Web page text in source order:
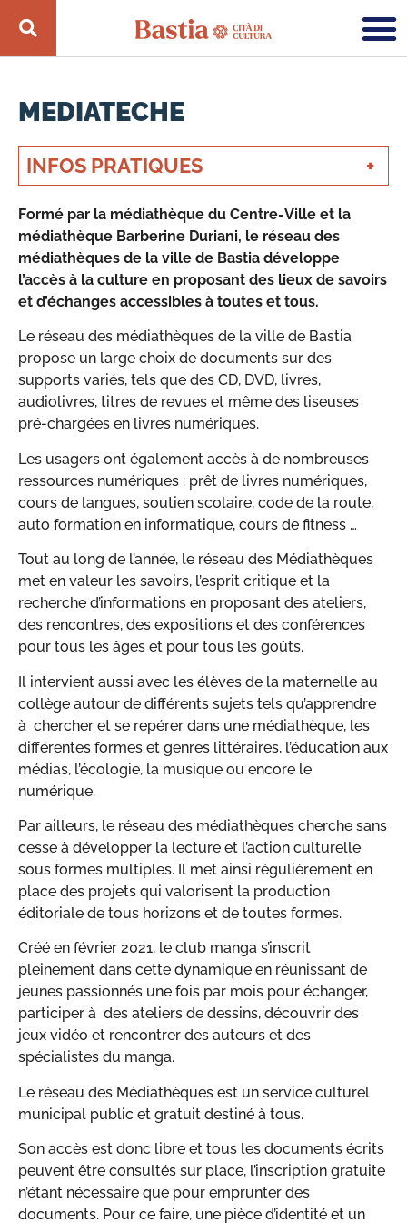
INFOS PRATIQUES
MEDIATECHE
Formé par la médiathèque du Centre-Ville et la
médiathèque Barberine Duriani, le réseau des
médiathèques de la ville de Bastia développe
l’accès à la culture en proposant des lieux de savoirs
et d’échanges accessibles à toutes et tous.
Le réseau des médiathèques de la ville de Bastia
propose un large choix de documents sur des
supports variés, tels que des CD, DVD, livres,
audiolivres, titres de revues et même des liseuses
pré-chargées en livres numériques.
Les usagers ont également accès à de nombreuses
ressources numériques : prêt de livres numériques,
cours de langues, soutien scolaire, code de la route,
auto formation en informatique, cours de fitness …
Tout au long de l’année, le réseau des Médiathèques
met en valeur les savoirs, l’esprit critique et la
recherche d’informations en proposant des ateliers,
des rencontres, des expositions et des conférences
pour tous les âges et pour tous les goûts.
Il intervient aussi avec les élèves de la maternelle au
collège autour de différents sujets tels qu’apprendre
à chercher et se repérer dans une médiathèque, les
différentes formes et genres littéraires, l’éducation aux
médias, l’écologie, la musique ou encore le
numérique.
Par ailleurs, le réseau des médiathèques cherche sans
cesse à développer la lecture et l’action culturelle
sous formes multiples. Il met ainsi régulièrement en
place des projets qui valorisent la production
éditoriale de tous horizons et de toutes formes.
Créé en février 2021, le club manga s’inscrit
pleinement dans cette dynamique en réunissant de
jeunes passionnés une fois par mois pour échanger,
participer à des ateliers de dessins, découvrir des
jeux vidéo et rencontrer des auteurs et des
spécialistes du manga.
Le réseau des Médiathèques est un service culturel
municipal public et gratuit destiné à tous.
Son accès est donc libre et tous les documents écrits
peuvent être consultés sur place, l’inscription gratuite
n’étant nécessaire que pour emprunter des
documents. Pour ce faire, une pièce d’identité et un